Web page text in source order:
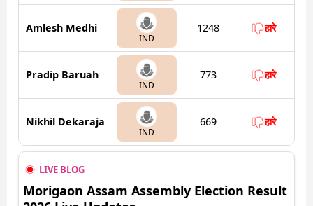
Amlesh Medhi
IND
1248 हारे
Pradip Baruah
IND
773 हारे
Nikhil Dekaraja
IND
669 हारे
LIVE BLOG
Morigaon Assam Assembly Election Result